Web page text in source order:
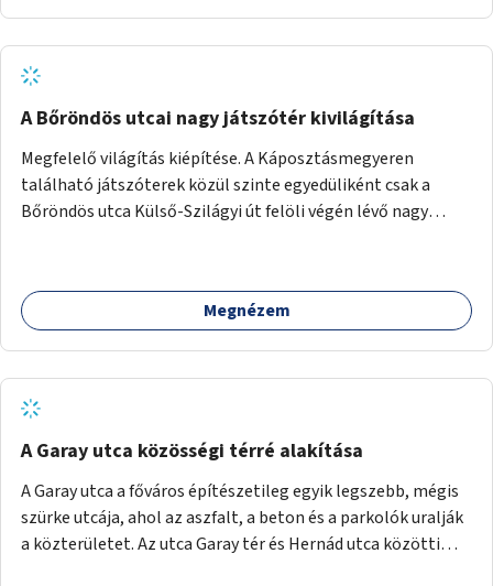
A Bőröndös utcai nagy játszótér kivilágítása
Megfelelő világítás kiépítése. A Káposztásmegyeren
található játszóterek közül szinte egyedüliként csak a
Bőröndös utca Külső-Szilágyi út felöli végén lévő nagy
Megnézem
A Garay utca közösségi térré alakítása
A Garay utca a főváros építészetileg egyik legszebb, mégis
szürke utcája, ahol az aszfalt, a beton és a parkolók uralják
a közterületet. Az utca Garay tér és Hernád utca közötti